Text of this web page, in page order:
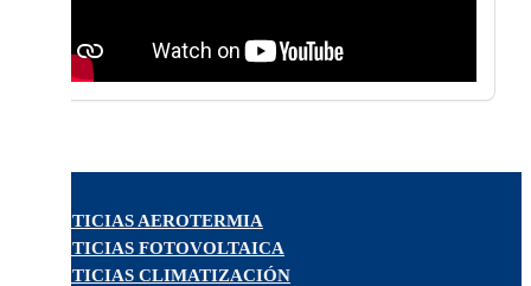
NOTICIAS AEROTERMIA
NOTICIAS FOTOVOLTAICA
NOTICIAS CLIMATIZACIÓN